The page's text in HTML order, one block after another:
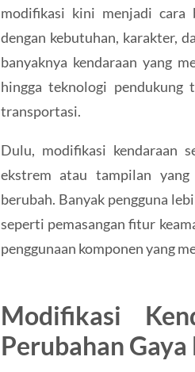
modifikasi kini menjadi cara
dengan kebutuhan, karakter,
banyaknya kendaraan yang
hingga teknologi pendukung
transportasi.
Dulu, modifikasi kendaraan
ekstrem atau tampilan
berubah. Banyak pengguna
seperti pemasangan fitur
penggunaan komponen yang
Modifikasi
Perubahan